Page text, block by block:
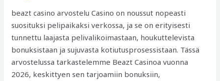
beazt casino arvostelu Casino on noussut nopeasti
suosituksi pelipaikaksi verkossa, ja se on erityisesti
tunnettu laajasta pelivalikoimastaan, houkuttelevista
bonuksistaan ja sujuvasta kotiutusprosessistaan. Tässä
arvostelussa tarkastelemme Beazt Casinoa vuonna
2026, keskittyen sen tarjoamiin bonuksiin,